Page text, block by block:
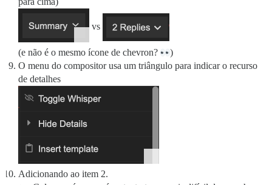
vs
(e não é o mesmo ícone de chevron?
)
O menu do compositor usa um triângulo para indicar o recurso
de detalhes
Adicionando ao item 2.